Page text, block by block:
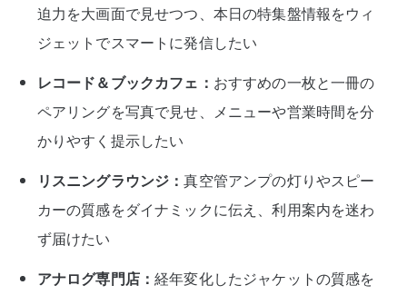
迫力を大画面で見せつつ、本日の特集盤情報をウィ
ジェットでスマートに発信したい
レコード＆ブックカフェ： おすすめの一枚と一冊の
ペアリングを写真で見せ、メニューや営業時間を分
かりやすく提示したい
リスニングラウンジ：真空管アンプの灯りやスピー
カーの質感をダイナミックに伝え、利用案内を迷わ
ず届けたい
アナログ専門店：経年変化したジャケットの質感を